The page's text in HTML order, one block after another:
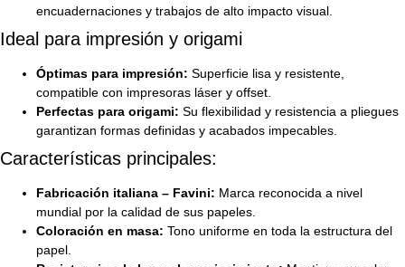
encuadernaciones y trabajos de alto impacto visual.
Ideal para impresión y origami
Óptimas para impresión: Superficie lisa y resistente,
compatible con impresoras láser y offset.
Perfectas para origami: Su flexibilidad y resistencia a pliegues
garantizan formas definidas y acabados impecables.
Características principales:
Fabricación italiana – Favini: Marca reconocida a nivel
mundial por la calidad de sus papeles.
Coloración en masa: Tono uniforme en toda la estructura del
papel.